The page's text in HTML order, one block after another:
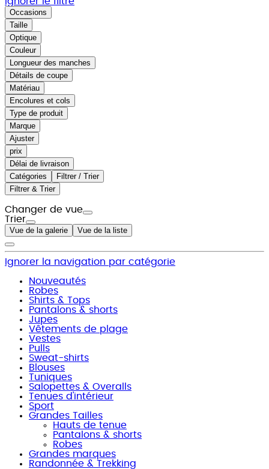
Occasions
Taille
Optique
Couleur
Longueur des manches
Détails de coupe
Matériau
Encolures et cols
Type de produit
Marque
Ajuster
prix
Délai de livraison
Catégories
Filtrer / Trier
Filtrer & Trier
Changer de vue
Trier
Vue de la galerie Vue de la liste
Ignorer la navigation par catégorie
Nouveautés
Robes
Shirts & Tops
Pantalons & shorts
Jupes
Vêtements de plage
Vestes
Pulls
Sweat-shirts
Blouses
Tuniques
Salopettes & Overalls
Tenues d'intérieur
Sport
Grandes Tailles
Hauts de tenue
Pantalons & shorts
Robes
Grandes marques
Randonnée & Trekking